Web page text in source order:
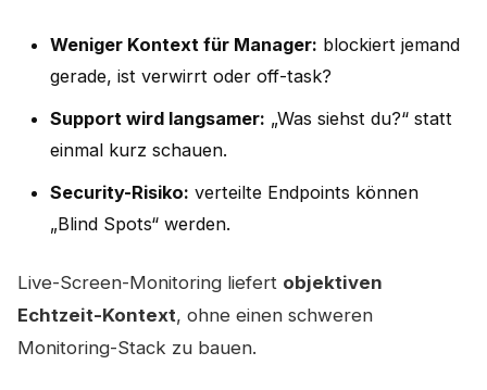
Weniger Kontext für Manager: blockiert jemand
gerade, ist verwirrt oder off-task?
Support wird langsamer: „Was siehst du?“ statt
einmal kurz schauen.
Security-Risiko: verteilte Endpoints können
„Blind Spots“ werden.
Live-Screen-Monitoring liefert objektiven
Echtzeit-Kontext, ohne einen schweren
Monitoring-Stack zu bauen.